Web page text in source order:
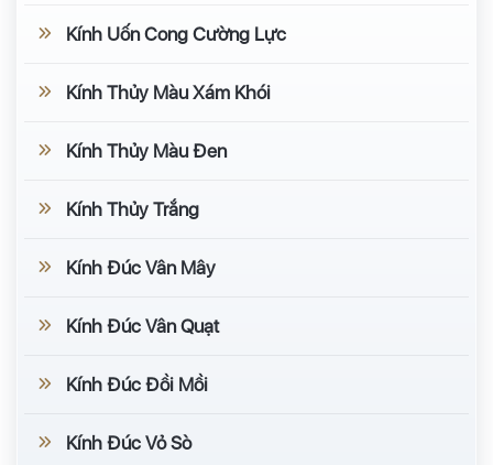
Kính Uốn Cong Cường Lực
Kính Thủy Màu Xám Khói
Kính Thủy Màu Đen
Kính Thủy Trắng
Kính Đúc Vân Mây
Kính Đúc Vân Quạt
Kính Đúc Đồi Mồi
Kính Đúc Vỏ Sò